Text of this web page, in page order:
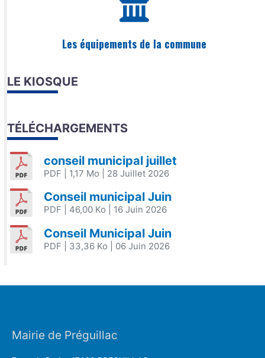
Les équipements de la commune
LE KIOSQUE
TÉLÉCHARGEMENTS
conseil municipal juillet
PDF | 1,17 Mo | 28 Juillet 2026
Conseil municipal Juin
PDF | 46,00 Ko | 16 Juin 2026
Conseil Municipal Juin
PDF | 33,36 Ko | 06 Juin 2026
Mairie de Préguillac